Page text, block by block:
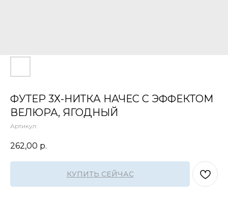
ФУТЕР 3Х-НИТКА НАЧЕС С ЭФФЕКТОМ
ВЕЛЮРА, ЯГОДНЫЙ
Артикул:
262,00 р.
КУПИТЬ СЕЙЧАС